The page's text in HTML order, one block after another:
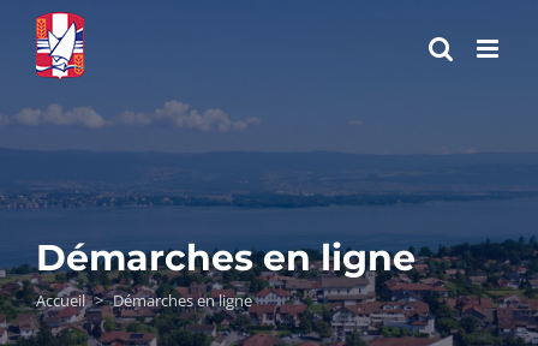
Passer
contenu
Démarches en ligne
Accueil > Démarches en ligne